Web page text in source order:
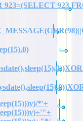
923
*'+